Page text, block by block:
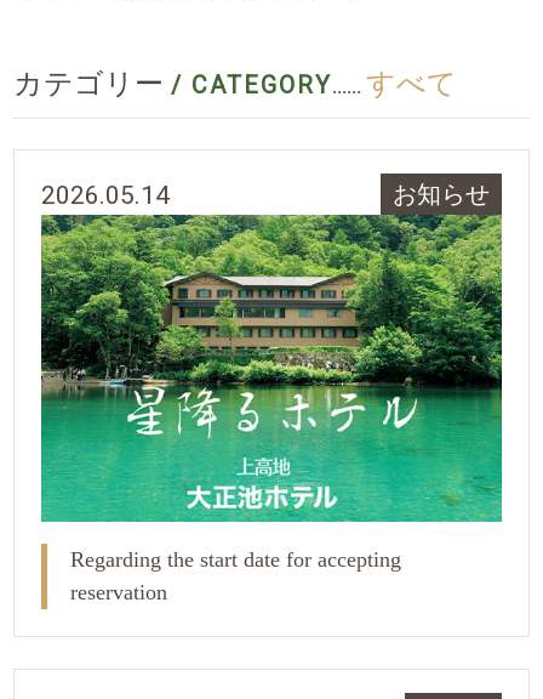
カテゴリー / CATEGORY...... すべて
2026.05.14 お知らせ
Regarding the start date for accepting
reservation